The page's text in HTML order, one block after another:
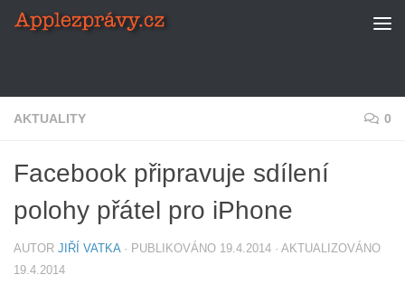
Skip to content
AKTUALITY 0
Facebook připravuje sdílení
polohy přátel pro iPhone
AUTOR JIŘÍ VATKA · PUBLIKOVÁNO 19.4.2014 · AKTUALIZOVÁNO
19.4.2014